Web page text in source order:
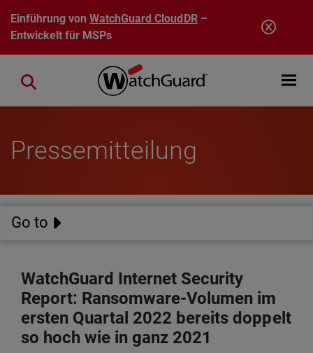
Direkt zum Inhalt
Einführung vonWatchGuard CloudDR–
Entwickelt für MSPs
Open
Close search
Pressemitteilung
Go to
WatchGuard Internet Security
Report: Ransomware-Volumen im
ersten Quartal 2022 bereits doppelt
so hoch wie in ganz 2021